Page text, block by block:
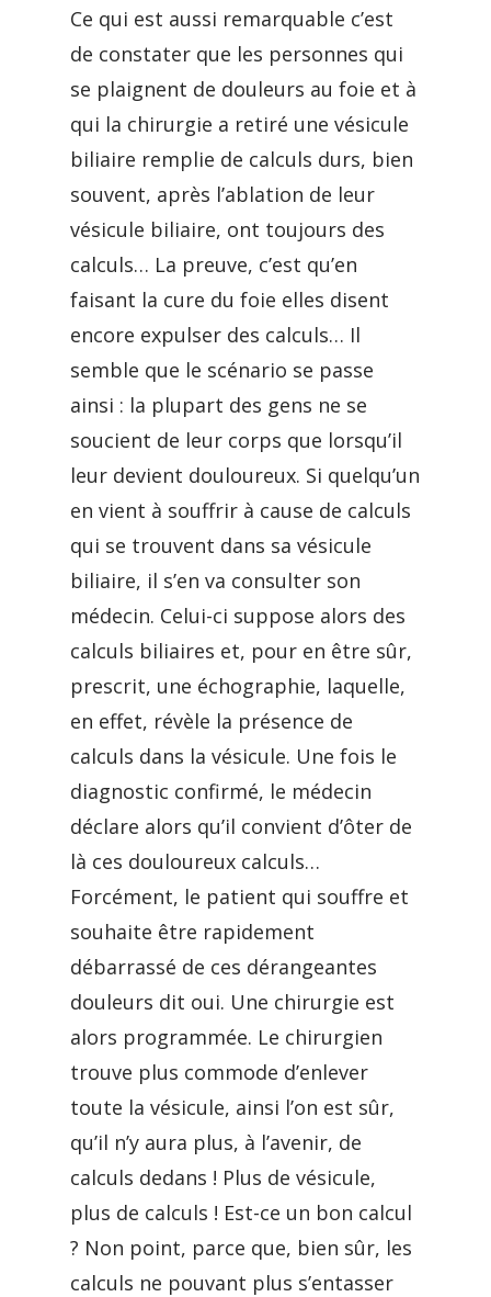
Ce qui est aussi remarquable c’est
de constater que les personnes qui
se plaignent de douleurs au foie et à
qui la chirurgie a retiré une vésicule
biliaire remplie de calculs durs, bien
souvent, après l’ablation de leur
vésicule biliaire, ont toujours des
calculs… La preuve, c’est qu’en
faisant la cure du foie elles disent
encore expulser des calculs… Il
semble que le scénario se passe
ainsi : la plupart des gens ne se
soucient de leur corps que lorsqu’il
leur devient douloureux. Si quelqu’un
en vient à souffrir à cause de calculs
qui se trouvent dans sa vésicule
biliaire, il s’en va consulter son
médecin. Celui-ci suppose alors des
calculs biliaires et, pour en être sûr,
prescrit, une échographie, laquelle,
en effet, révèle la présence de
calculs dans la vésicule. Une fois le
diagnostic confirmé, le médecin
déclare alors qu’il convient d’ôter de
là ces douloureux calculs…
Forcément, le patient qui souffre et
souhaite être rapidement
débarrassé de ces dérangeantes
douleurs dit oui. Une chirurgie est
alors programmée. Le chirurgien
trouve plus commode d’enlever
toute la vésicule, ainsi l’on est sûr,
qu’il n’y aura plus, à l’avenir, de
calculs dedans ! Plus de vésicule,
plus de calculs ! Est-ce un bon calcul
? Non point, parce que, bien sûr, les
calculs ne pouvant plus s’entasser